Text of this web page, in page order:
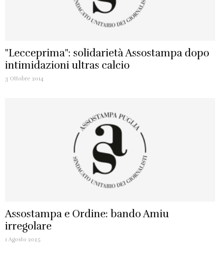
"Lecceprima": solidarietà Assostampa dopo
intimidazioni ultras calcio
3 Ottobre 2014
Assostampa e Ordine: bando Amiu
irregolare
1 Agosto 2025